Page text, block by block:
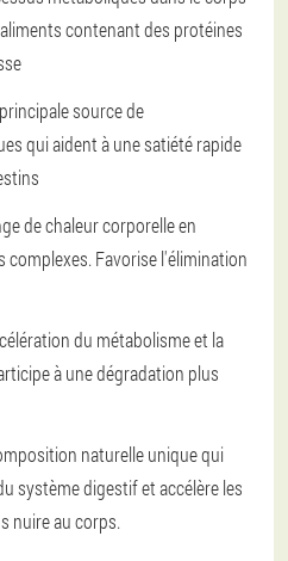
contenant des protéines
source de
qui aident à une satiété rapide
de chaleur corporelle en
complexes. Favorise l'élimination
du métabolisme et la
à une dégradation plus
naturelle unique qui
système digestif et accélère les
nuire au corps.